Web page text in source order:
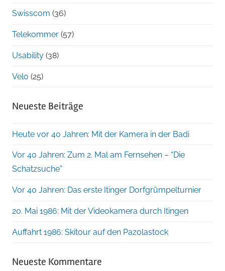
Swisscom (36)
Telekommer (57)
Usability (38)
Velo (25)
Neueste Beiträge
Heute vor 40 Jahren: Mit der Kamera in der Badi
Vor 40 Jahren: Zum 2. Mal am Fernsehen – “Die
Schatzsuche”
Vor 40 Jahren: Das erste Itinger Dorfgrümpelturnier
20. Mai 1986: Mit der Videokamera durch Itingen
Auffahrt 1986: Skitour auf den Pazolastock
Neueste Kommentare